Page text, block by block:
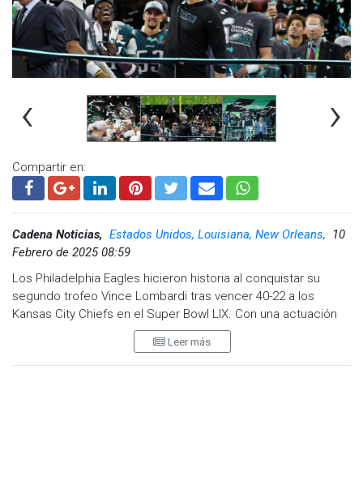
‹ ›
Compartir en:
Cadena Noticias, Estados Unidos, Louisiana, New Orleans,
10
Febrero de 2025 08:59
Los Philadelphia Eagles hicieron historia al conquistar su
segundo trofeo Vince Lombardi tras vencer 40-22 a los
Kansas City Chiefs en el Super Bowl LIX. Con una actuación
dominante en defensa y un ataque aéreo sorprendente, el
equipo de Nick Sirianni logró redimirse de su derrota en el
Super Bowl LVII y dejó sin opciones a Patrick Mahomes.
Leer más